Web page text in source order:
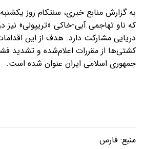
به گزارش منابع خبری، سنتکام روز یکشنبه
که ناو تهاجمی آبی-خاکی «تریپولی» نیز
دریایی مشارکت دارد. هدف از این
کشتی‌ها از مقررات اعلام‌شده و تشدید
جمهوری اسلامی ایران عنوان شده است.
منبع: فارس